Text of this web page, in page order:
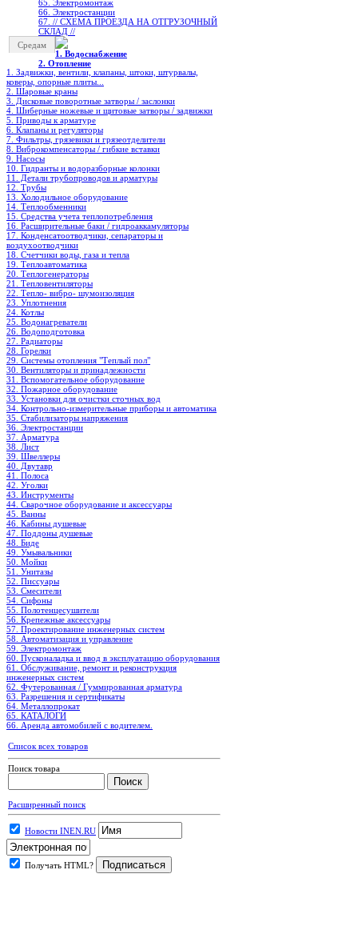
65. Электромонтаж
66. Электростанции
67. // СХЕМА ПРОЕЗДА НА ОТГРУЗОЧНЫЙ
СКЛАД //
Средам
1. Водоснабжение
2. Отопление
1. Задвижки, вентили, клапаны, штоки, штурвалы,
коверы, опорные плиты...
2. Шаровые краны
3. Дисковые поворотные затворы / заслонки
4. Шиберные ножевые и щитовые затворы / задвижки
5. Приводы к арматуре
6. Клапаны и регуляторы
7. Фильтры, грязевики и грязеотделители
8. Виброкомпенсаторы / гибкие вставки
9. Насосы
10. Гидранты и водоразборные колонки
11. Детали трубопроводов и арматуры
12. Трубы
13. Холодильное oборудование
14. Теплообменники
15. Средства учета теплопотребления
16. Расширительные баки / гидроаккамуляторы
17. Конденсатоотводчики, сепараторы и
воздухоотводчики
18. Счетчики воды, газа и тепла
19. Теплоавтоматика
20. Теплогенераторы
21. Тепловентиляторы
22. Тепло- вибро- шумоизоляция
23. Уплотнения
24. Котлы
25. Водонагреватели
26. Водоподготовка
27. Радиаторы
28. Горелки
29. Системы отопления "Теплый пол"
30. Вентиляторы и принадлежности
31. Вспомогательное оборудование
32. Пожарное оборудование
33. Установки для очистки сточных вод
34. Контрольно-измерительные приборы и автоматика
35. Стабилизаторы напряжения
36. Электростанции
37. Арматура
38. Лист
39. Швеллеры
40. Двутавр
41. Полоса
42. Уголки
43. Инструменты
44. Сварочное оборудование и аксессуары
45. Ванны
46. Кабины душевые
47. Поддоны душевые
48. Биде
49. Умывальники
50. Мойки
51. Унитазы
52. Писсуары
53. Смесители
54. Сифоны
55. Полотенцесушители
56. Крепежные аксессуары
57. Проектирование инженерных систем
58. Автоматизация и управление
59. Электромонтаж
60. Пусконаладка и ввод в эксплуатацию оборудования
61. Обслуживание, ремонт и реконструкция
инженерных систем
62. Футерованная / Гуммированная арматура
63. Разрешения и сертификаты
64. Металлопрокат
65. КАТАЛОГИ
66. Аренда автомобилей с водителем.
Список всех товаров
Поиск товара
Расширенный поиск
Новости INEN.RU
Получать HTML?